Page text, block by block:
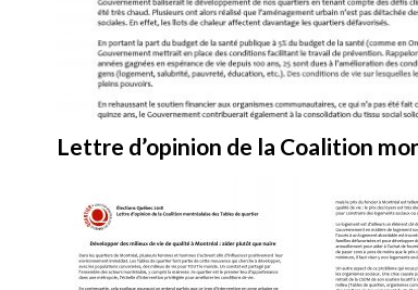
Lettre d’opinion de la Coalition